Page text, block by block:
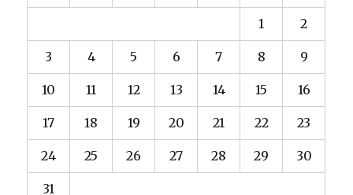
1 2
3 4 5 6 7 8 9
10 11 12 13 14 15 16
17 18 19 20 21 22 23
24 25 26 27 28 29 30
31